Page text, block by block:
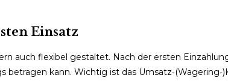
Einsatz
auch flexibel gestaltet. Nach der ersten
betragen kann. Wichtig ist das